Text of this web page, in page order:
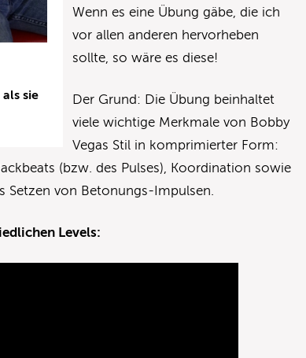
sie
Wenn es eine Übung gäbe, die ich
vor allen anderen hervorheben
sollte, so wäre es diese!
Der Grund: Die Übung beinhaltet
viele wichtige Merkmale von Bobby
Vegas Stil in komprimierter Form:
(bzw. des Pulses), Koordination sowie
Setzen von Betonungs-Impulsen.
Levels: